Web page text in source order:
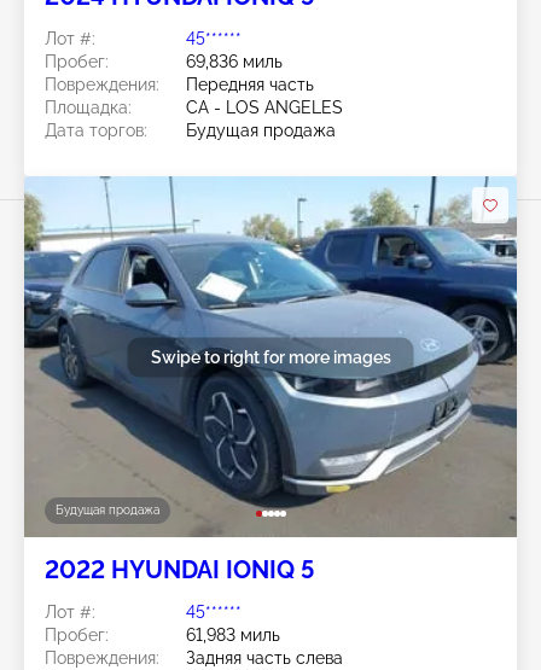
Лот #:
45******
Пробег:
69,836 миль
Повреждения:
Передняя часть
Площадка:
CA - LOS ANGELES
Дата торгов:
Будущая продажа
Будущая продажа
Swipe to right for more images
2022 HYUNDAI IONIQ 5
Лот #:
45******
Пробег:
61,983 миль
Повреждения:
Задняя часть слева